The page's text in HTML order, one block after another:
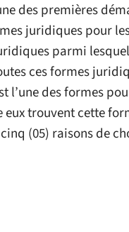
des premières
juridiques pour
parmi
ces formes
l’une des formes
eux trouvent cette
(05) raisons de